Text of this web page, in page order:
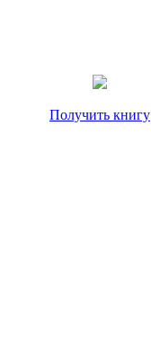
Получить книгу